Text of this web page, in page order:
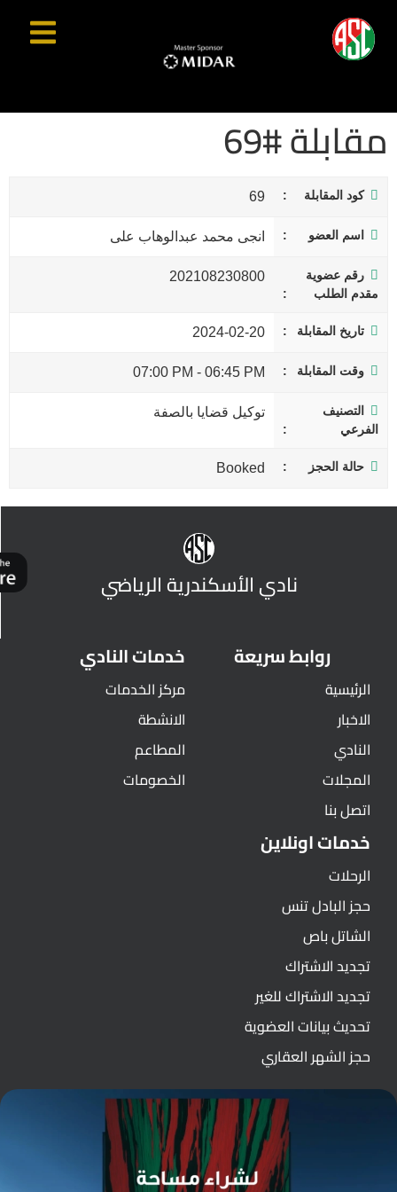
مقابلة #69
كود المقابلة 69
اسم العضو انجى محمد عبدالوهاب على
رقم عضوية
مقدم الطلب
202108230800
تاريخ المقابلة 2024-02-20
وقت المقابلة 06:45 PM
-
07:00 PM
التصنيف
الفرعي
توكيل قضايا بالصفة
حالة الحجز Booked
نادي الأسكندرية الرياضي
روابط سريعة
الرئيسية
الاخبار
النادي
المجلات
اتصل بنا
خدمات النادي
مركز الخدمات
الانشطة
المطاعم
الخصومات
خدمات اونلاين
الرحلات
حجز البادل تنس
الشاتل باص
تجديد الاشتراك
تجديد الاشتراك للغير
تحديث بيانات العضوية
حجز الشهر العقاري